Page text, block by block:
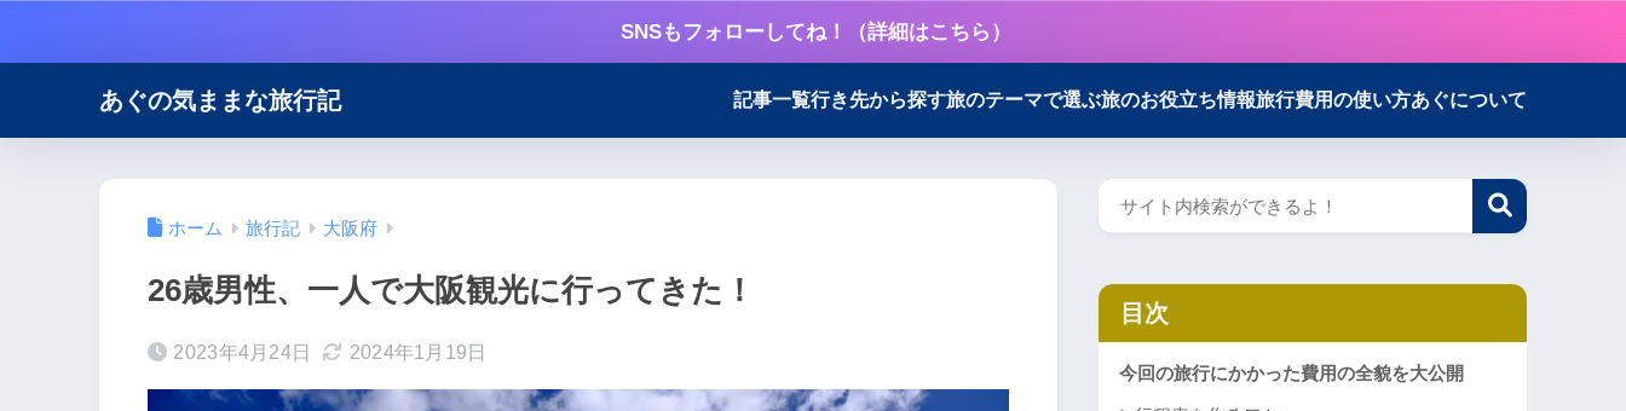
SNSもフォローしてね！（詳細はこちら）
あぐの気ままな旅行記 記事一覧行き先から探す旅のテーマで選ぶ旅のお役立ち情報旅行費用の使い方あぐについて
ホーム 旅行記 大阪府
26歳男性、一人で大阪観光に行ってきた！
2023年4月24日 2024年1月19日
目次
今回の旅行にかかった費用の全貌を大公開